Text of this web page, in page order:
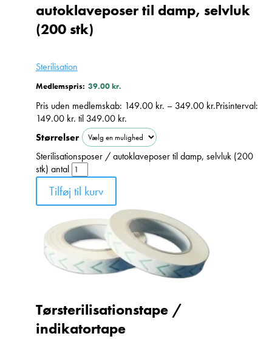
Sterilisation
autoklaveposer til damp, selvluk
(200 stk)
Medlemspris: 39.00kr.
Pris uden medlemskab: 149.00 kr. – 349.00 kr.Prisinterval:
149.00 kr. til 349.00 kr.
Størrelser
Sterilisationsposer / autoklaveposer til damp, selvluk (200
stk) antal
Tilføj til kurv
Tørsterilisationstape /
indikatortape